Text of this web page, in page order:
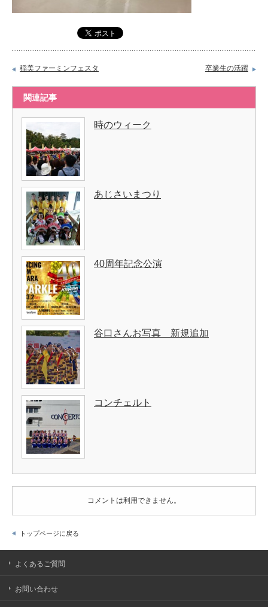
稲美ファーミンフェスタ 卒業生の活躍
関連記事
時のウィーク
あじさいまつり
40周年記念公演
谷口さんお写真 新規追加
コンチェルト
コメントは利用できません。
トップページに戻る
よくあるご質問
お問い合わせ